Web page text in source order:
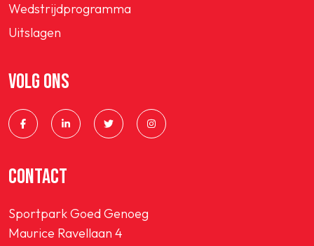
Wedstrijdprogramma
Uitslagen
VOLG ONS
CONTACT
Sportpark Goed Genoeg
Maurice Ravellaan 4